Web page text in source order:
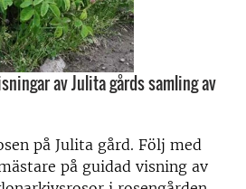
av Julita gårds samling av
på Julita gård. Följ med
på guidad visning av